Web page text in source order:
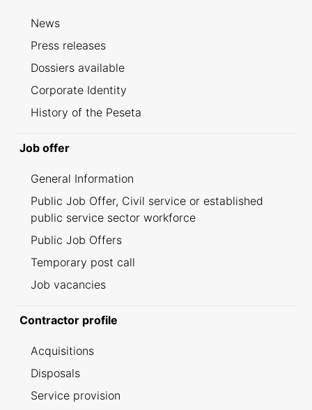
News
Press releases
Dossiers available
Corporate Identity
History of the Peseta
Job offer
General Information
Public Job Offer, Civil service or established
public service sector workforce
Public Job Offers
Temporary post call
Job vacancies
Contractor profile
Acquisitions
Disposals
Service provision